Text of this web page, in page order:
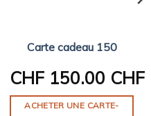
Carte cadeau 150
CHF150.00 CHF
ACHETER UNE CARTE-